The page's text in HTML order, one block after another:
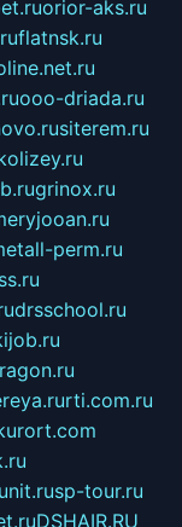
orior-aks.ru
flatnsk.ru
ooo-driada.ru
siterem.ru
grinox.ru
perm.ru
drsschool.ru
rti.com.ru
sp-tour.ru
DSHAIR.RU